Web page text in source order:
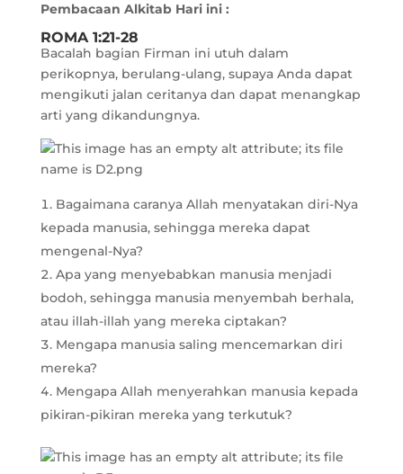
Pembacaan Alkitab Hari ini :
ROMA 1:21-28
Bacalah bagian Firman ini utuh dalam
perikopnya, berulang-ulang, supaya Anda dapat
mengikuti jalan ceritanya dan dapat menangkap
arti yang dikandungnya.
Bagaimana caranya Allah menyatakan diri-Nya
kepada manusia, sehingga mereka dapat
mengenal-Nya?
Apa yang menyebabkan manusia menjadi
bodoh, sehingga manusia menyembah berhala,
atau illah-illah yang mereka ciptakan?
Mengapa manusia saling mencemarkan diri
mereka?
Mengapa Allah menyerahkan manusia kepada
pikiran-pikiran mereka yang terkutuk?